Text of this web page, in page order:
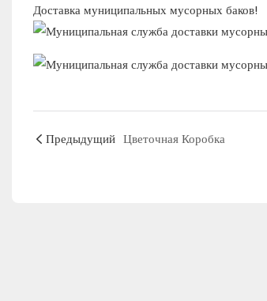
Доставка муниципальных мусорных баков!
Предыдущий Цветочная Коробка